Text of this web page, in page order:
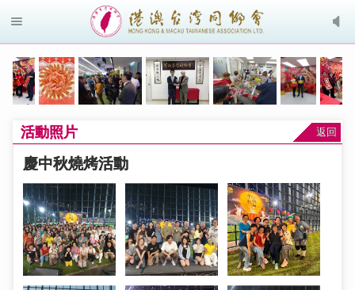
活動照片 返回
慶中秋燒烤活動